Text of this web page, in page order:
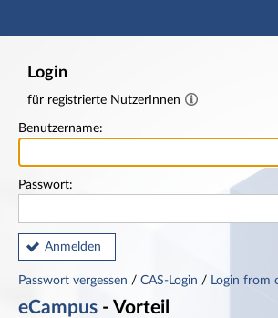
Hauptnavigation
Login
für registrierte NutzerInnen
Benutzername:
Passwort:
Anmelden
Passwort vergessen / CAS-Login / Login from
eCampus - Vorteil